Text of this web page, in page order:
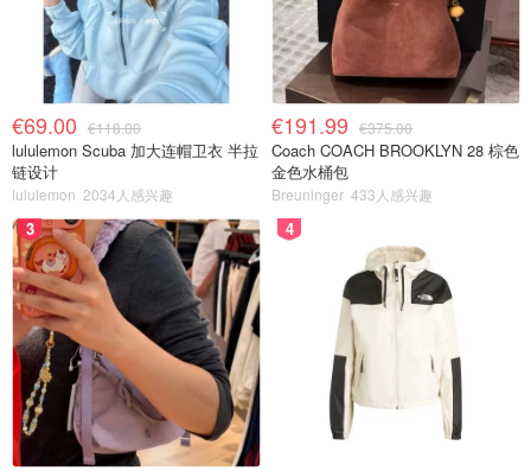
€69.00 €118.00
lululemon Scuba 加大连帽卫衣 半拉
链设计
lululemon 2034人感兴趣
€191.99 €375.00
Coach COACH BROOKLYN 28 棕色
金色水桶包
Breuninger 433人感兴趣
3 4